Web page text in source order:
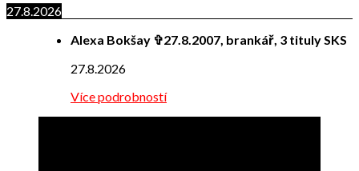
27.8.2026
Alexa Bokšay ✞27.8.2007, brankář, 3 tituly SKS
27.8.2026
Více podrobností